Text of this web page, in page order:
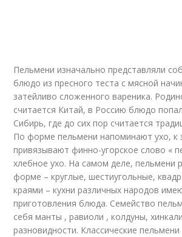
Пельмени изначально представляли
блюдо из пресного теста с мясной
затейливо сложенного вареника.
считается Китай, в Россию блюдо
Сибирь, где до сих пор считается
По форме пельмени напоминают ухо, к
привязывают финно-угорское слово «
хлебное ухо. На самом деле, пельмени
форме – круглые, шестиугольные,
краями – кухни различных народов
приготовления блюда. Семейство
себя манты , равиоли , колдуны,
разновидности. Классические